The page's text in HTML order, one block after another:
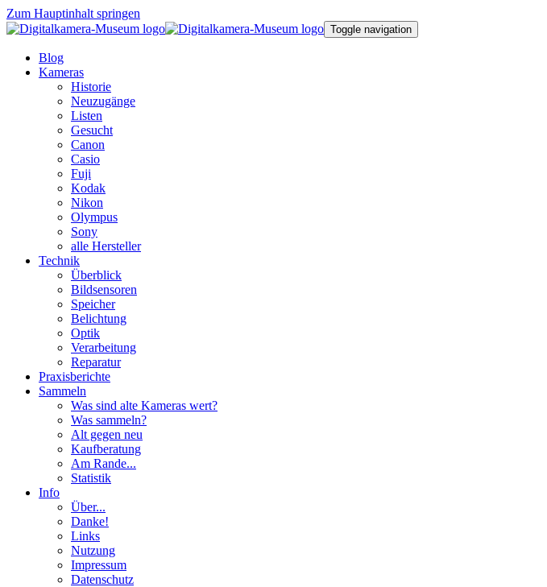
Zum Hauptinhalt springen
Toggle navigation
Blog
Kameras
Historie
Neuzugänge
Listen
Gesucht
Canon
Casio
Fuji
Kodak
Nikon
Olympus
Sony
alle Hersteller
Technik
Überblick
Bildsensoren
Speicher
Belichtung
Optik
Verarbeitung
Reparatur
Praxisberichte
Sammeln
Was sind alte Kameras wert?
Was sammeln?
Alt gegen neu
Kaufberatung
Am Rande...
Statistik
Info
Über...
Danke!
Links
Nutzung
Impressum
Datenschutz